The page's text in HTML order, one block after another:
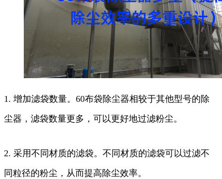
1. 增加滤袋数量。60布袋除尘器相较于其他型号的除
尘器，滤袋数量更多，可以更好地过滤粉尘。
2. 采用不同材质的滤袋。不同材质的滤袋可以过滤不
同粒径的粉尘，从而提高除尘效率。